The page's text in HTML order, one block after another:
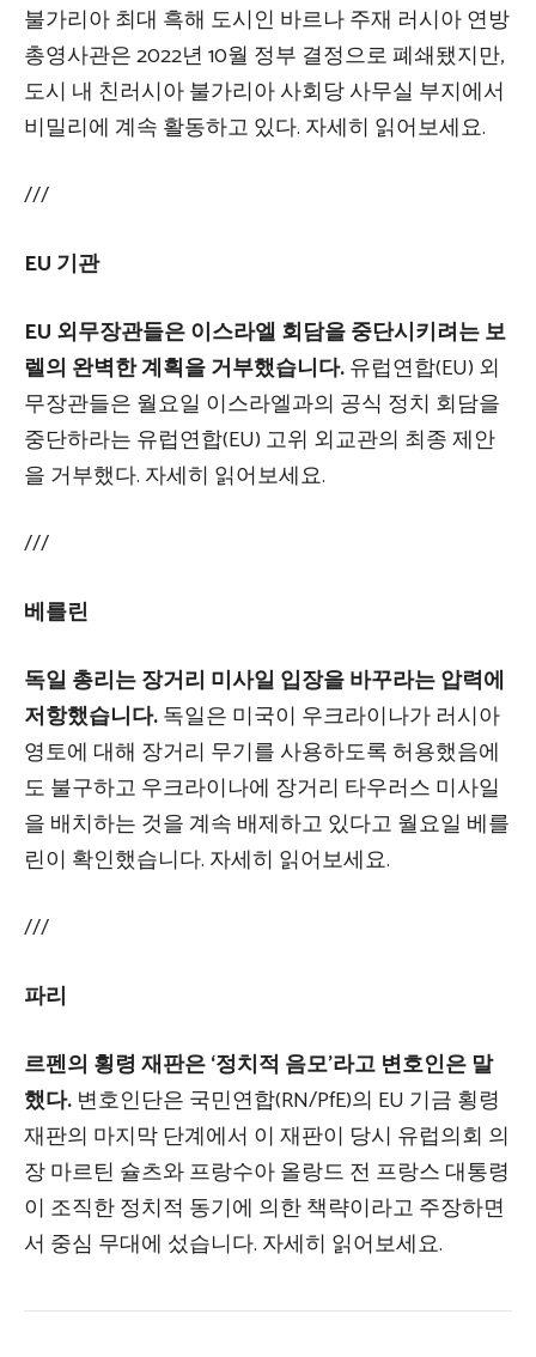
불가리아 최대 흑해 도시인 바르나 주재 러시아 연방
총영사관은 2022년 10월 정부 결정으로 폐쇄됐지만,
도시 내 친러시아 불가리아 사회당 사무실 부지에서
비밀리에 계속 활동하고 있다. 자세히 읽어보세요.
///
EU 기관
EU 외무장관들은 이스라엘 회담을 중단시키려는 보
렐의 완벽한 계획을 거부했습니다.유럽연합(EU) 외
무장관들은 월요일 이스라엘과의 공식 정치 회담을
중단하라는 유럽연합(EU) 고위 외교관의 최종 제안
을 거부했다. 자세히 읽어보세요.
///
베를린
독일 총리는 장거리 미사일 입장을 바꾸라는 압력에
저항했습니다.독일은 미국이 우크라이나가 러시아
영토에 대해 장거리 무기를 사용하도록 허용했음에
도 불구하고 우크라이나에 장거리 타우러스 미사일
을 배치하는 것을 계속 배제하고 있다고 월요일 베를
린이 확인했습니다. 자세히 읽어보세요.
///
파리
르펜의 횡령 재판은 ‘정치적 음모’라고 변호인은 말
했다. 변호인단은 국민연합(RN/PfE)의 EU 기금 횡령
재판의 마지막 단계에서 이 재판이 당시 유럽의회 의
장 마르틴 슐츠와 프랑수아 올랑드 전 프랑스 대통령
이 조직한 정치적 동기에 의한 책략이라고 주장하면
서 중심 무대에 섰습니다. 자세히 읽어보세요.